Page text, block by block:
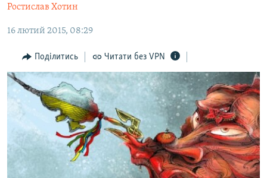
до
навігації
Перейти
пошуку
ПОЛІТИКА
БЛОГИ
ПОГЛЯД
ІНТЕРВ'Ю
ВСЕ ЗА ДЕНЬ
СПЕЦПРОЕКТИ
ДЕПОРТАЦІЯ
ВІДЕОУРОКИ «ELIFBE»
ЯК ОБІЙТИ БЛОКУВАННЯ
Русский
Ростислав Хотин
16 лютий 2015, 08:29
Поділитись Читати без VPN